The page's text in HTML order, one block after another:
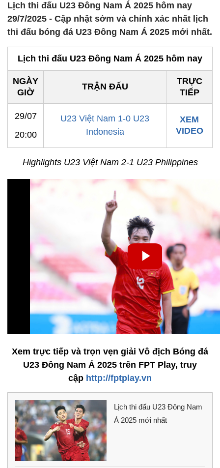
Lịch thi đấu U23 Đông Nam Á 2025 hôm nay
29/7/2025 - Cập nhật sớm và chính xác nhất lịch
thi đấu bóng đá U23 Đông Nam Á 2025 mới nhất.
Lịch thi đấu U23 Đông Nam Á 2025 hôm nay
NGÀY
GIỜ
TRẬN ĐẤU
TRỰC
TIẾP
29/07
20:00
U23 Việt Nam 1-0 U23
Indonesia
XEM
VIDEO
Highlights U23 Việt Nam 2-1 U23 Philippines
Xem trực tiếp và trọn vẹn giải Vô địch Bóng đá
U23 Đông Nam Á 2025 trên FPT Play, truy
cập http://fptplay.vn
Lịch thi đấu U23 Đông Nam
Á 2025 mới nhất